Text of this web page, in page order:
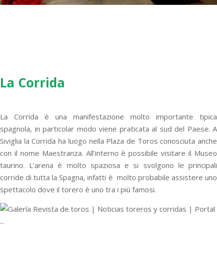
La Corrida
La Corrida è una manifestazione molto importante tipica
spagnola, in particolar modo viene praticata al sud del Paese. A
Siviglia la Corrida ha luogo nella Plaza de Toros conosciuta anche
con il nome Maestranza. All’interno è possibile visitare il Museo
taurino. L’arena è molto spaziosa e si svolgono le principali
corride di tutta la Spagna, infatti è molto probabile assistere uno
spettacolo dove il torero è uno tra i più famosi.